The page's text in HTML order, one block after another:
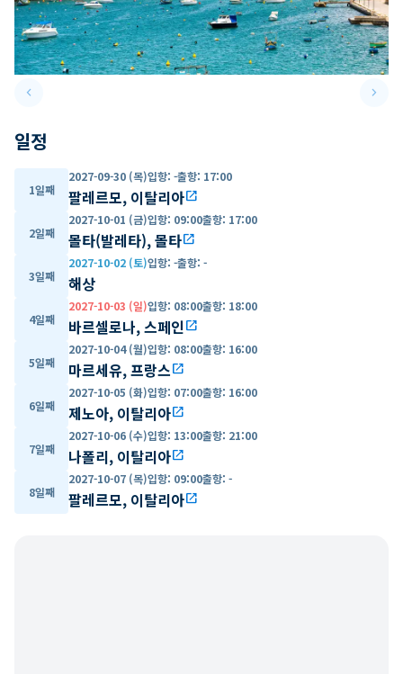
keyboard_arrow_leftPrevious slide keyboard_arrow_right
일정
1일째
2027-09-30 (목)입항: -출항: 17:00
팔레르모, 이탈리아open_in_new
2일째
2027-10-01 (금)입항: 09:00출항: 17:00
몰타(발레타), 몰타open_in_new
3일째
2027-10-02 (토)입항: -출항: -
해상
4일째
2027-10-03 (일)입항: 08:00출항: 18:00
바르셀로나, 스페인open_in_new
5일째
2027-10-04 (월)입항: 08:00출항: 16:00
마르세유, 프랑스open_in_new
6일째
2027-10-05 (화)입항: 07:00출항: 16:00
제노아, 이탈리아open_in_new
7일째
2027-10-06 (수)입항: 13:00출항: 21:00
나폴리, 이탈리아open_in_new
8일째
2027-10-07 (목)입항: 09:00출항: -
팔레르모, 이탈리아open_in_new